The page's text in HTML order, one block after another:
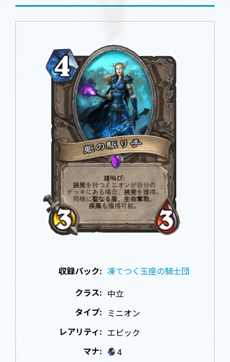
収録パック: 凍てつく玉座の騎士団
クラス: 中立
タイプ: ミニオン
レアリティ: エピック
マナ:
4